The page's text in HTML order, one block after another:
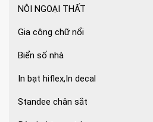
NÔI NGOẠI THẤT
Gia công chữ nổi
Biển số nhà
In bạt hiflex,In decal
Standee chân sắt